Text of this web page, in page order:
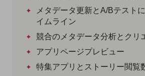
メタデータ更新とA/Bテスト
イムライン
競合のメタデータ分析とクリ
アプリページプレビュー
特集アプリとストーリー閲覧